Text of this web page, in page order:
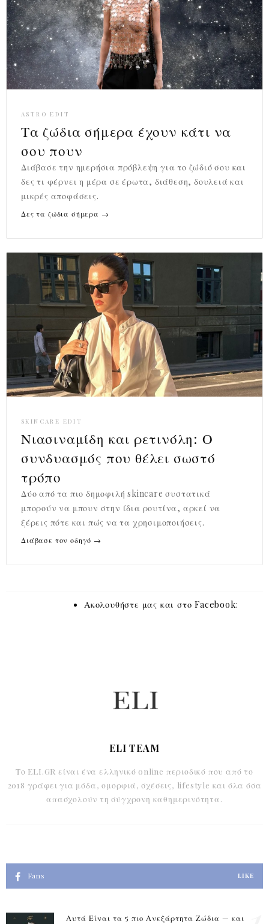
ASTRO EDIT
Τα ζώδια σήμερα έχουν κάτι να
σου πουν
Διάβασε την ημερήσια πρόβλεψη για το ζώδιό σου και
δες τι φέρνει η μέρα σε έρωτα, διάθεση, δουλειά και
μικρές αποφάσεις.
Δες τα ζώδια σήμερα →
SKINCARE EDIT
Νιασιναμίδη και ρετινόλη: Ο
συνδυασμός που θέλει σωστό
τρόπο
Δύο από τα πιο δημοφιλή skincare συστατικά
μπορούν να μπουν στην ίδια ρουτίνα, αρκεί να
ξέρεις πότε και πώς να τα χρησιμοποιήσεις.
Διάβασε τον οδηγό →
Ακολουθήστε μας και στο Facebook:
ELI TEAM
Το ELI.GR είναι ένα ελληνικό online περιοδικό που από το
2018 γράφει για μόδα, ομορφιά, σχέσεις, lifestyle και όλα όσα
απασχολούν τη σύγχρονη καθημερινότητα.
Fans LIKE
Αυτά Είναι τα 5 πιο Ανεξάρτητα Ζώδια — και